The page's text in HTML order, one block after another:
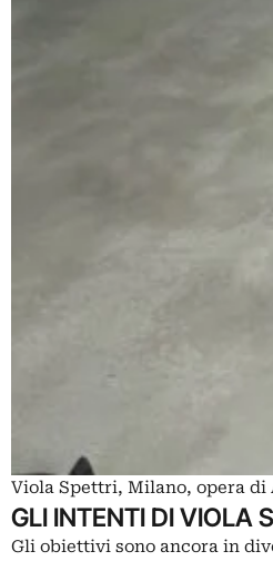
Viola Spettri, Milano, opera di
GLI INTENTI DI VIOLA
Gli obiettivi sono ancora in